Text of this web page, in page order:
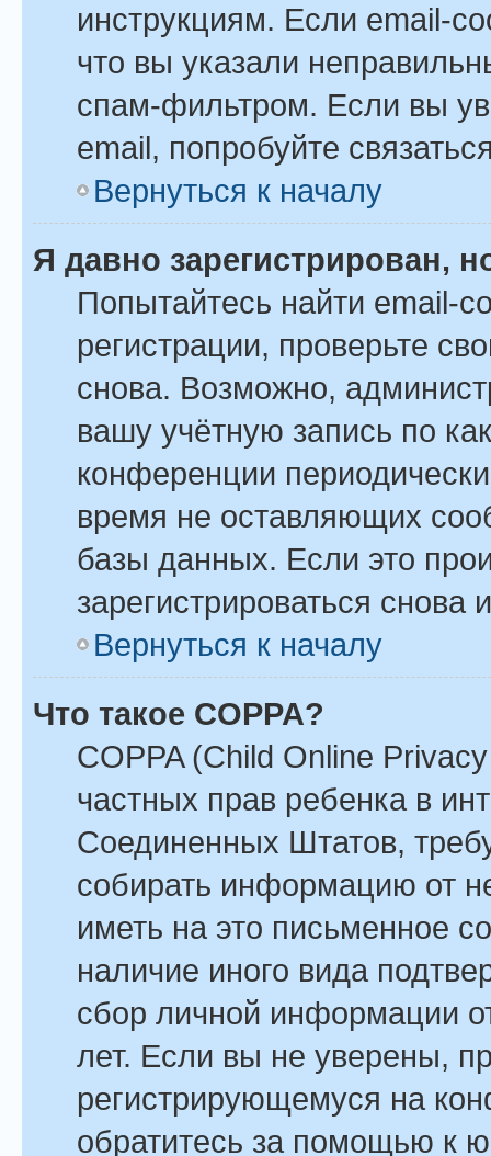
инструкциям. Если email-
что вы указали
спам-фильтром. Если вы
email, попробуйте
Вернуться к началу
Я давно зарегистрирован,
Попытайтесь найти email-
регистрации, проверьте
снова. Возможно,
вашу учётную запись по
конференции
время не оставляющих
базы данных. Если это
зарегистрироваться снова
Вернуться к началу
Что такое COPPA?
COPPA (Child Online
частных прав ребенка в
Соединенных Штатов,
собирать информацию от
иметь на это письменное
наличие иного вида
сбор личной информации
лет. Если вы не уверены,
регистрирующемуся на
обратитесь за помощью к